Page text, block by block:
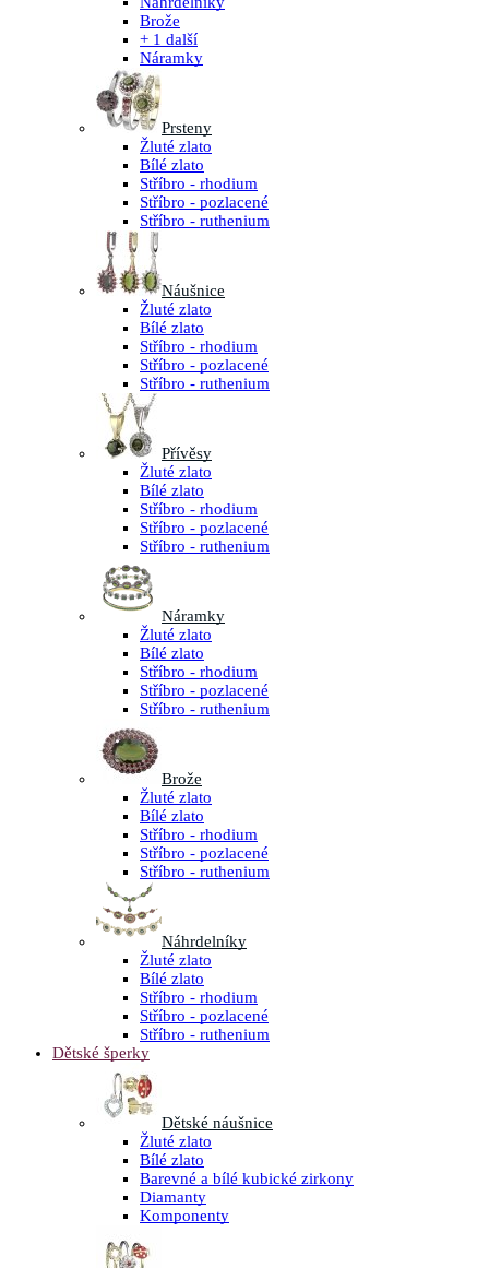
Brože
+ 1 další
Náramky
Prsteny
Žluté zlato
Bílé zlato
Stříbro - rhodium
Stříbro - pozlacené
Stříbro - ruthenium
Náušnice
Žluté zlato
Bílé zlato
Stříbro - rhodium
Stříbro - pozlacené
Stříbro - ruthenium
Přívěsy
Žluté zlato
Bílé zlato
Stříbro - rhodium
Stříbro - pozlacené
Stříbro - ruthenium
Náramky
Žluté zlato
Bílé zlato
Stříbro - rhodium
Stříbro - pozlacené
Stříbro - ruthenium
Brože
Žluté zlato
Bílé zlato
Stříbro - rhodium
Stříbro - pozlacené
Stříbro - ruthenium
Náhrdelníky
Žluté zlato
Bílé zlato
Stříbro - rhodium
Stříbro - pozlacené
Stříbro - ruthenium
Dětské šperky
Dětské náušnice
Žluté zlato
Bílé zlato
Barevné a bílé kubické zirkony
Diamanty
Komponenty